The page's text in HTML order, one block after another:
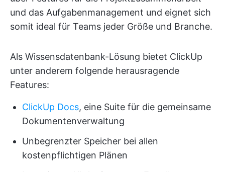
und das Aufgabenmanagement und eignet sich
somit ideal für Teams jeder Größe und Branche.
Als Wissensdatenbank-Lösung bietet ClickUp
unter anderem folgende herausragende
Features:
ClickUp Docs, eine Suite für die gemeinsame
Dokumentenverwaltung
Unbegrenzter Speicher bei allen
kostenpflichtigen Plänen